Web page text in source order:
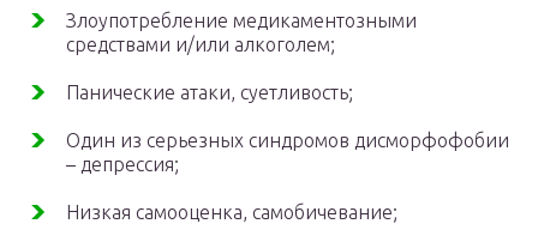
Злоупотребление медикаментозными
средствами и/или алкоголем;
Панические атаки, суетливость;
Один из серьезных синдромов дисморфофобии
– депрессия;
Низкая самооценка, самобичевание;